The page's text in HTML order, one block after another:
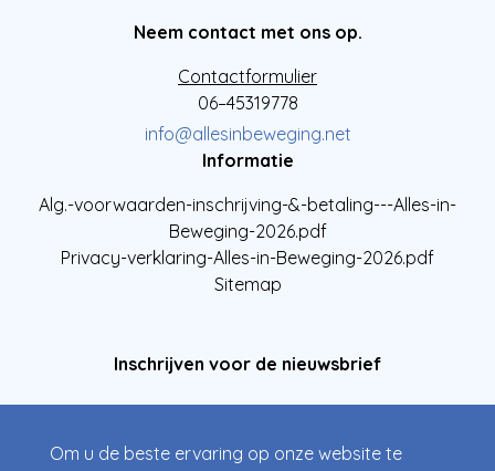
Neem contact met ons op.
Contactformulier
06–45319778
info@allesinbeweging.net
Informatie
Alg.-voorwaarden-inschrijving-&-betaling---Alles-in-
Beweging-2026.pdf
Privacy-verklaring-Alles-in-Beweging-2026.pdf
Sitemap
Inschrijven voor de nieuwsbrief
Om u de beste ervaring op onze website te